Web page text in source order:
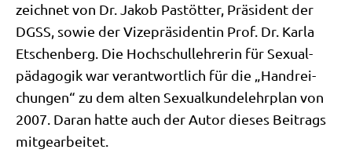
zeich­net von Dr. Jakob Pastöt­ter, Prä­si­dent der
DGSS, sowie der Vize­prä­si­den­tin Prof. Dr. Kar­la
Etschen­berg. Die Hoch­schul­leh­re­rin für Sexu­al­
päd­ago­gik war ver­ant­wort­lich für die „Hand­rei­
chun­gen“ zu dem alten Sexu­al­kun­de­lehr­plan von
2007. Dar­an hat­te auch der Autor die­ses Bei­trags
mitgearbeitet.